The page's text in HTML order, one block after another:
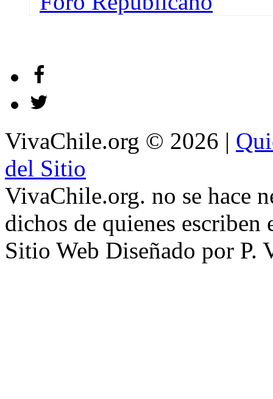
VivaChile.org © 2026 |
del Sitio
VivaChile.org. no se hace
dichos de quienes escriben
Sitio Web Diseñado por